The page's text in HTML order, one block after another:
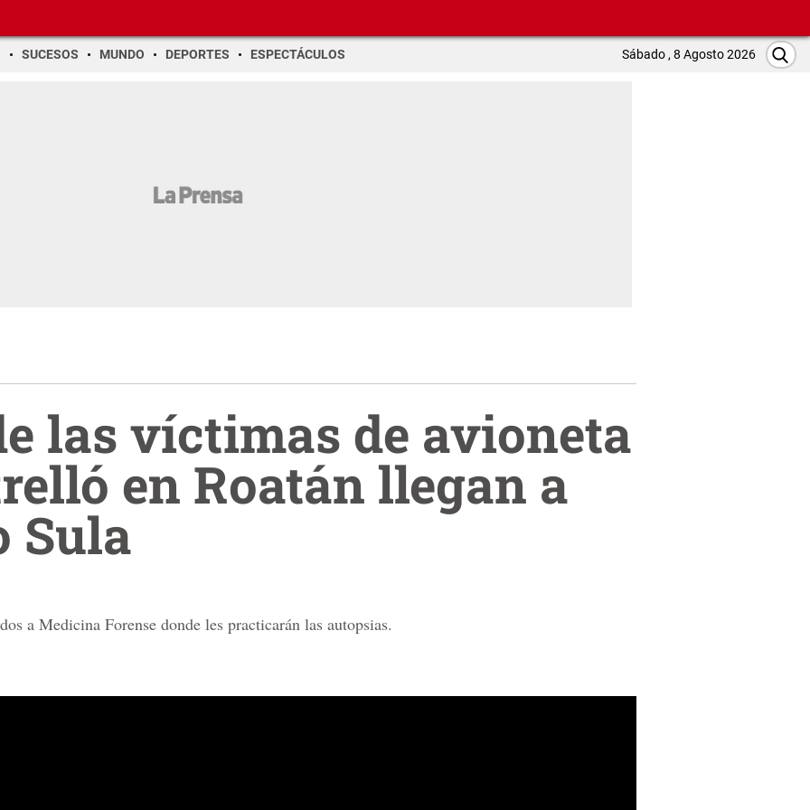
SUCESOS MUNDO DEPORTES ESPECTÁCULOS Sábado , 8 Agosto 2026
las víctimas de avioneta
en Roatán llegan a
Sula
a Medicina Forense donde les practicarán las autopsias.